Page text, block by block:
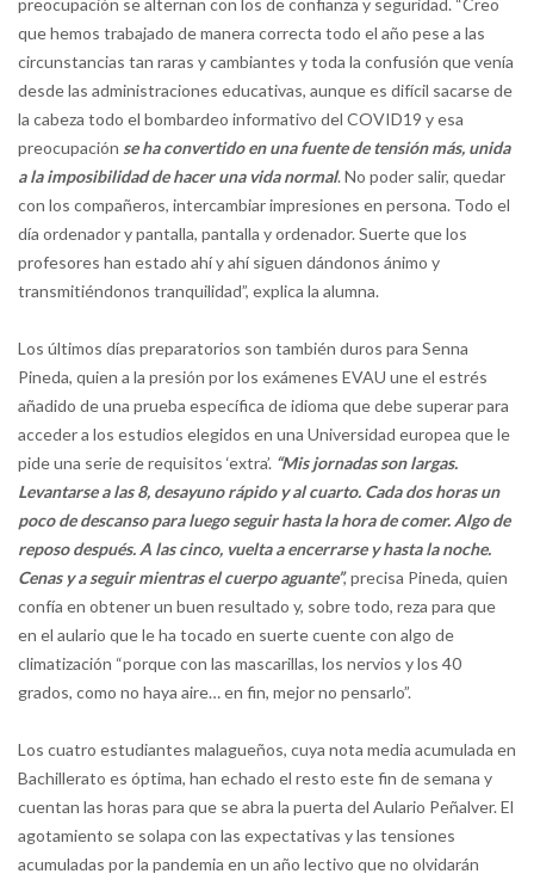
que hemos trabajado de manera correcta todo el año pese a las
circunstancias tan raras y cambiantes y toda la confusión que venía
desde las administraciones educativas, aunque es difícil sacarse de
la cabeza todo el bombardeo informativo del COVID19 y esa
preocupación se ha convertido en una fuente de tensión más, unida
a la imposibilidad de hacer una vida normal. No poder salir, quedar
con los compañeros, intercambiar impresiones en persona. Todo el
día ordenador y pantalla, pantalla y ordenador. Suerte que los
profesores han estado ahí y ahí siguen dándonos ánimo y
transmitiéndonos tranquilidad”, explica la alumna.
Los últimos días preparatorios son también duros para Senna
Pineda, quien a la presión por los exámenes EVAU une el estrés
añadido de una prueba específica de idioma que debe superar para
acceder a los estudios elegidos en una Universidad europea que le
pide una serie de requisitos ‘extra’. “Mis jornadas son largas.
Levantarse a las 8, desayuno rápido y al cuarto. Cada dos horas un
poco de descanso para luego seguir hasta la hora de comer. Algo de
reposo después. A las cinco, vuelta a encerrarse y hasta la noche.
Cenas y a seguir mientras el cuerpo aguante”, precisa Pineda, quien
confía en obtener un buen resultado y, sobre todo, reza para que
en el aulario que le ha tocado en suerte cuente con algo de
climatización “porque con las mascarillas, los nervios y los 40
grados, como no haya aire… en fin, mejor no pensarlo”.
Los cuatro estudiantes malagueños, cuya nota media acumulada en
Bachillerato es óptima, han echado el resto este fin de semana y
cuentan las horas para que se abra la puerta del Aulario Peñalver. El
agotamiento se solapa con las expectativas y las tensiones
acumuladas por la pandemia en un año lectivo que no olvidarán